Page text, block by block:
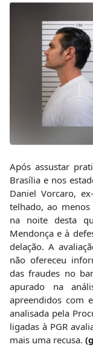
Após assustar
Brasília e nos
Daniel Vorcaro,
telhado, ao
na noite desta
Mendonça e à
delação. A
não ofereceu
das fraudes no
apurado na
apreendidos com
analisada pela
ligadas à PGR
mais uma recusa.